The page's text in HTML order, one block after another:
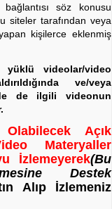
söz konusu
siteler tarafından veya
kişilerce eklenmiş
yüklü videolar/video
ve/veya
de ilgili videonun
Olabilecek Açık
Materyaller
İzlemeyerek(Bu
Destek
Alıp İzlemeniz